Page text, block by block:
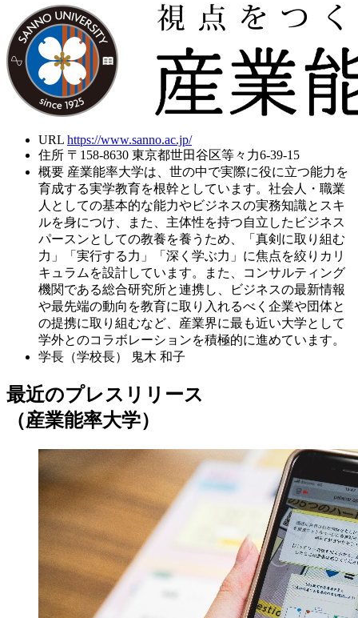
URL https://www.sanno.ac.jp/
住所 〒158-8630 東京都世田谷区等々力6-39-15
概要 産業能率大学は、世の中で実際に役に立つ能力を
育成する実学教育を根幹としています。社会人・職業
人としての基本的な能力やビジネスの実務知識とスキ
ルを身につけ、また、主体性を持つ自立したビジネス
パースンとしての教養を養うため、「真剣に取り組む
力」「実行する力」「深く学ぶ力」に焦点を絞りカリ
キュラムを設計しています。また、コンサルティング
機関である総合研究所と連携し、ビジネスの最新情報
や最先端の動向を教育に取り入れるべく企業や団体と
の提携に取り組むなど、産業界に最も近い大学として
学外とのコラボレーションを積極的に進めています。
学長（学校長）
鬼木 和子
最近のプレスリリース
（産業能率大学）